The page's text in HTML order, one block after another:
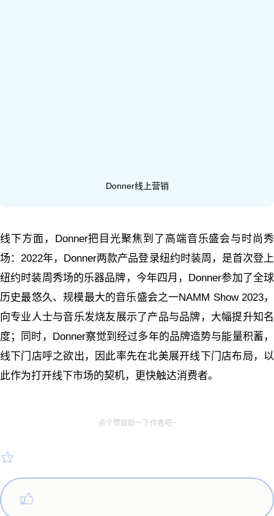
Donner线上营销
线下方面，Donner把目光聚焦到了高端音乐盛会与时尚秀
场：2022年，Donner两款产品登录纽约时装周，是首次登上
纽约时装周秀场的乐器品牌，今年四月，Donner参加了全球
历史最悠久、规模最大的音乐盛会之一NAMM Show 2023，
向专业人士与音乐发烧友展示了产品与品牌，大幅提升知名
度；同时，Donner察觉到经过多年的品牌造势与能量积蓄，
线下门店呼之欲出，因此率先在北美展开线下门店布局，以
此作为打开线下市场的契机，更快触达消费者。
点个赞鼓励一下作者吧~